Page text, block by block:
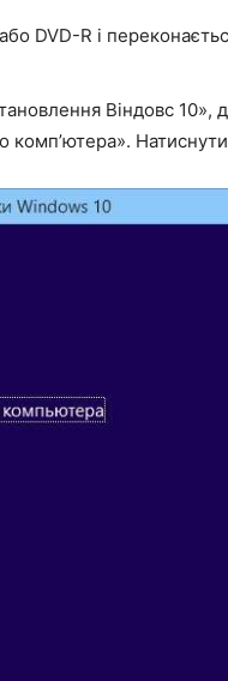
DVD-R і
Віндовс 10»,
комп’ютера».